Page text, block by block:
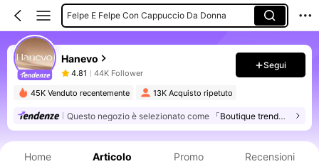
Gonne Da Donna
Hanevo
4.81 44K Follower
Segui
45K Venduto recentemente 13K Acquisto ripetuto
Questo negozio è selezionato come 「Boutique trendy」
Home Articolo Promo Recensioni